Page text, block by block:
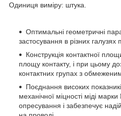
Одиниця виміру: штука.
Оптимальні геометричні
застосування в різних галузях
Конструкція контактної
площу контакту, і при цьому
контактних групах з
Поєднання високих
механічної міцності міді
опресування і забезпечує